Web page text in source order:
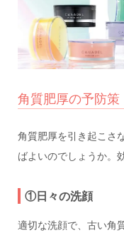
角質肥厚の予防策
角質肥厚を引き起こさ
ばよいのでしょうか。
①日々の洗顔
適切な洗顔で、古い角